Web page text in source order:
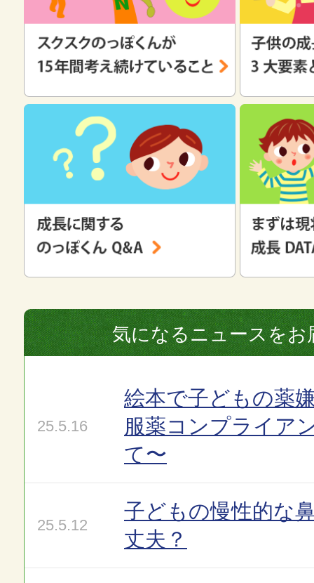
気になるニュースをお
25.5.16
絵本で子どもの薬
服薬コンプライア
て〜
25.5.12
子どもの慢性的な
丈夫？